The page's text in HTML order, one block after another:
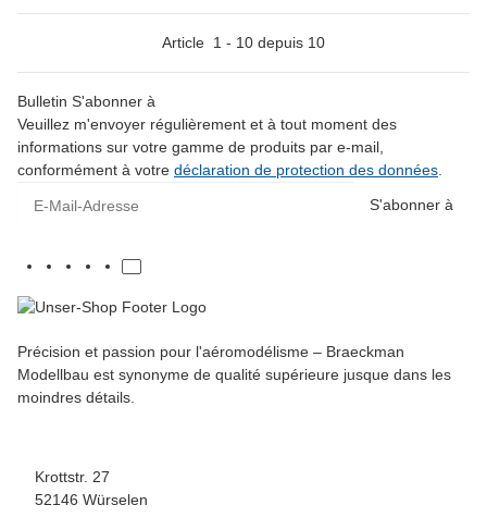
Article 1 - 10 depuis 10
Bulletin S'abonner à
Veuillez m'envoyer régulièrement et à tout moment des
informations sur votre gamme de produits par e-mail,
conformément à votre déclaration de protection des données
S'abonner à
Précision et passion pour l'aéromodélisme – Braeckman
Modellbau est synonyme de qualité supérieure jusque dans les
moindres détails.
Krottstr. 27
52146 Würselen